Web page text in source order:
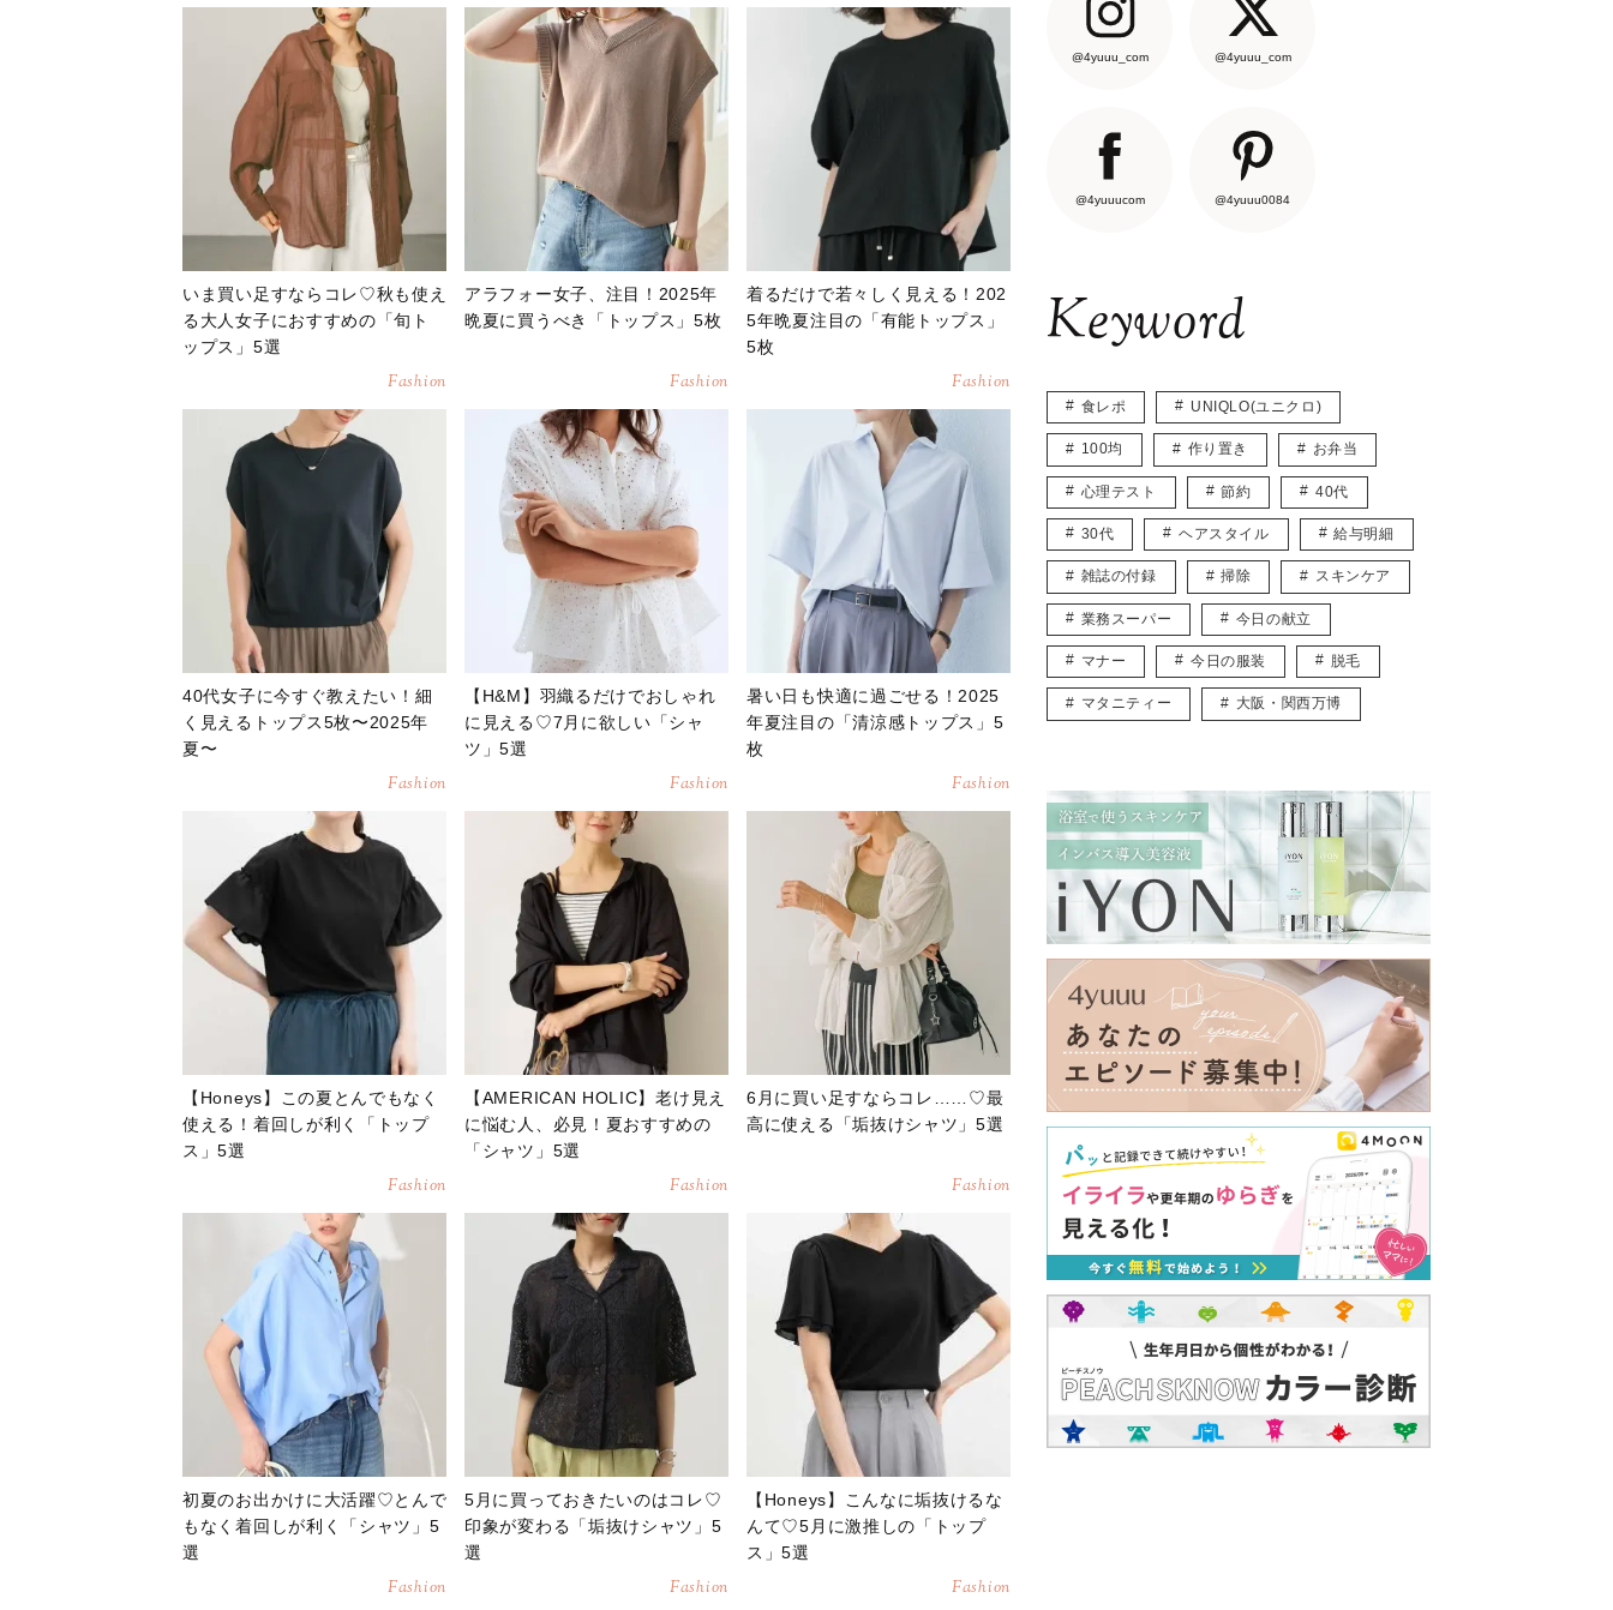
いま買い足すならコレ♡秋も使え
る大人女子におすすめの「旬ト
ップス」5選
Fashion
アラフォー女子、注目！2025年
晩夏に買うべき「トップス」5枚
Fashion
着るだけで若々しく見える！202
5年晩夏注目の「有能トップス」
5枚
Fashion
40代女子に今すぐ教えたい！細
く見えるトップス5枚〜2025年
夏〜
Fashion
【H&M】羽織るだけでおしゃれ
に見える♡7月に欲しい「シャ
ツ」5選
Fashion
暑い日も快適に過ごせる！2025
年夏注目の「清涼感トップス」5
枚
Fashion
【Honeys】この夏とんでもなく
使える！着回しが利く「トップ
ス」5選
Fashion
【AMERICAN HOLIC】老け見え
に悩む人、必見！夏おすすめの
「シャツ」5選
Fashion
6月に買い足すならコレ……♡最
高に使える「垢抜けシャツ」5選
Fashion
初夏のお出かけに大活躍♡とんで
もなく着回しが利く「シャツ」5
選
Fashion
5月に買っておきたいのはコレ♡
印象が変わる「垢抜けシャツ」5
選
Fashion
【Honeys】こんなに垢抜けるな
んて♡5月に激推しの「トップ
ス」5選
Fashion
@4yuuu_com @4yuuu_com
@4yuuucom @4yuuu0084
Keyword
食レポ UNIQLO(ユニクロ)
100均 作り置き お弁当
心理テスト 節約 40代
30代 ヘアスタイル 給与明細
雑誌の付録 掃除 スキンケア
業務スーパー 今日の献立
マナー 今日の服装 脱毛
マタニティー 大阪・関西万博